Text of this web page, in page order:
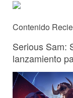
Contenido
Serious Sam:
lanzamiento